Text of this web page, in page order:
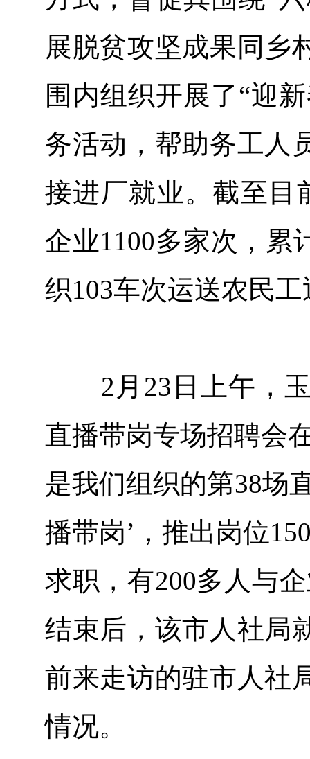
展脱贫攻坚成果同乡
围内组织开展了“迎
务活动，帮助务工人
接进厂就业。截至目
企业1100多家次，累
织103车次运送农民
2月23日上午，玉
直播带岗专场招聘会
是我们组织的第38场
播带岗’，推出岗位
求职，有200多人与
结束后，该市人社局
前来走访的驻市人社
情况。